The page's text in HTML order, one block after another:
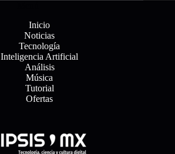
Inicio
Noticias
Tecnología
Inteligencia Artificial
Análisis
Música
Tutorial
Ofertas